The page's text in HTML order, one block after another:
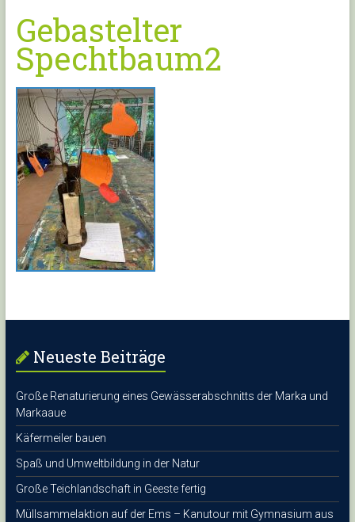
Gebastelter
Spechtbaum2
Neueste Beiträge
Große Renaturierung eines Gewässerabschnitts der Marka und
Markaaue
Käfermeiler bauen
Spaß und Umweltbildung in der Natur
Große Teichlandschaft in Geeste fertig
Müllsammelaktion auf der Ems – Kanutour mit Gymnasium aus